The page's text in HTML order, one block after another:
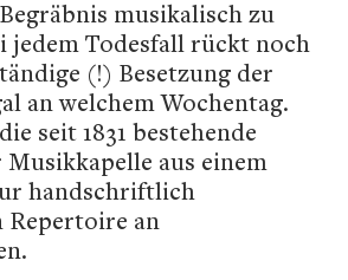
musikalisch zu
jedem Todesfall rückt noch
(!) Besetzung der
an welchem Wochentag.
seit 1831 bestehende
aus einem
handschriftlich
Repertoire an